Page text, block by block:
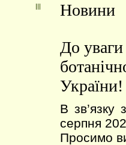
Новини
До уваги
України!
В зв’язку
серпня
Просимо